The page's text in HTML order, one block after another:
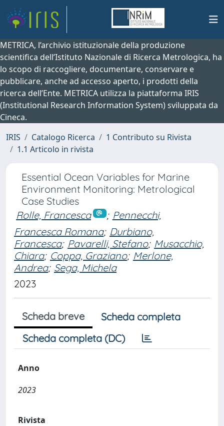
METRICA, l’archivio istituzionale della produzione
scientifica dell’Istituto Nazionale di Ricerca Metrologica, ha
lo scopo di raccogliere, documentare, conservare e
pubblicare, anche ad accesso aperto, i prodotti della
ricerca dell’Ente. METRICA utilizza la piattaforma IRIS
(Institutional Research Information System) sviluppata da
Cineca.
IRIS
Catalogo Ricerca
1 Contributo su Rivista
1.1 Articolo in rivista
Essential Ocean Variables for Marine
Environment Monitoring: Metrological
Case Studies
Rolle, Francesca
; Pennecchi,
Francesca Romana; Durbiano,
Francesca; Pavarelli, Stefano; Musacchio,
Chiara; Coppa, Graziano; Merlone,
Andrea; Sega, Michela
2023
Scheda breve
Scheda completa
Scheda completa (DC)
Anno
2023
Rivista